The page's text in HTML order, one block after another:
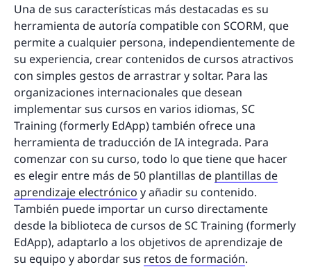
Una de sus características más destacadas es su
herramienta de autoría compatible con SCORM, que
permite a cualquier persona, independientemente de
su experiencia, crear contenidos de cursos atractivos
con simples gestos de arrastrar y soltar. Para las
organizaciones internacionales que desean
implementar sus cursos en varios idiomas, SC
Training (formerly EdApp) también ofrece una
herramienta de traducción de IA integrada. Para
comenzar con su curso, todo lo que tiene que hacer
es elegir entre más de 50 plantillas de plantillas de
aprendizaje electrónico y añadir su contenido.
También puede importar un curso directamente
desde la biblioteca de cursos de SC Training (formerly
EdApp), adaptarlo a los objetivos de aprendizaje de
su equipo y abordar sus retos de formación.